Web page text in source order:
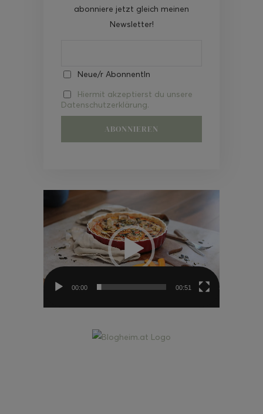
abonniere jetzt gleich meinen
Newsletter!
Neue/r AbonnentIn
Hiermit akzeptierst du unsere
Datenschutzerklärung.
Video-
00:00 00:51